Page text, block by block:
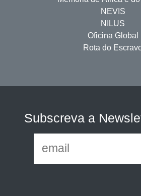
NEVIS
NILUS
Oficina Global
Rota do
Subscreva a